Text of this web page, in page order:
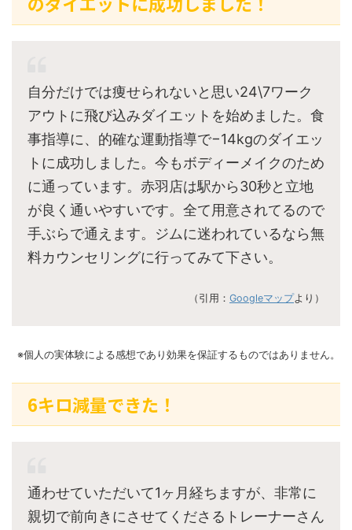
自分だけでは痩せられないと思い24\7ワーク
アウトに飛び込みダイエットを始めました。食
事指導に、的確な運動指導で−14kgのダイエッ
トに成功しました。今もボディーメイクのため
に通っています。赤羽店は駅から30秒と立地
が良く通いやすいです。全て用意されてるので
手ぶらで通えます。ジムに迷われているなら無
料カウンセリングに行ってみて下さい。
（引用： Googleマップより）
※個人の実体験による感想であり効果を保証するものではありません。
6キロ減量できた！
通わせていただいて1ヶ月経ちますが、非常に
親切で前向きにさせてくださるトレーナーさん